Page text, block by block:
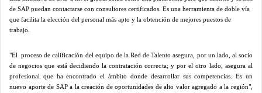
de SAP puedan contactarse con consultores certificados. Es una herramienta de doble vía
que facilita la elección del personal más apto y la obtención de mejores puestos de
trabajo.
"El proceso de calificación del equipo de la Red de Talento asegura, por un lado, al socio
de negocios que está decidiendo la contratación correcta; y por el otro lado, asegura al
profesional que ha encontrado el ámbito donde desarrollar sus competencias. Es un
nuevo aporte de SAP a la creación de oportunidades de alto valor agregado a la región",